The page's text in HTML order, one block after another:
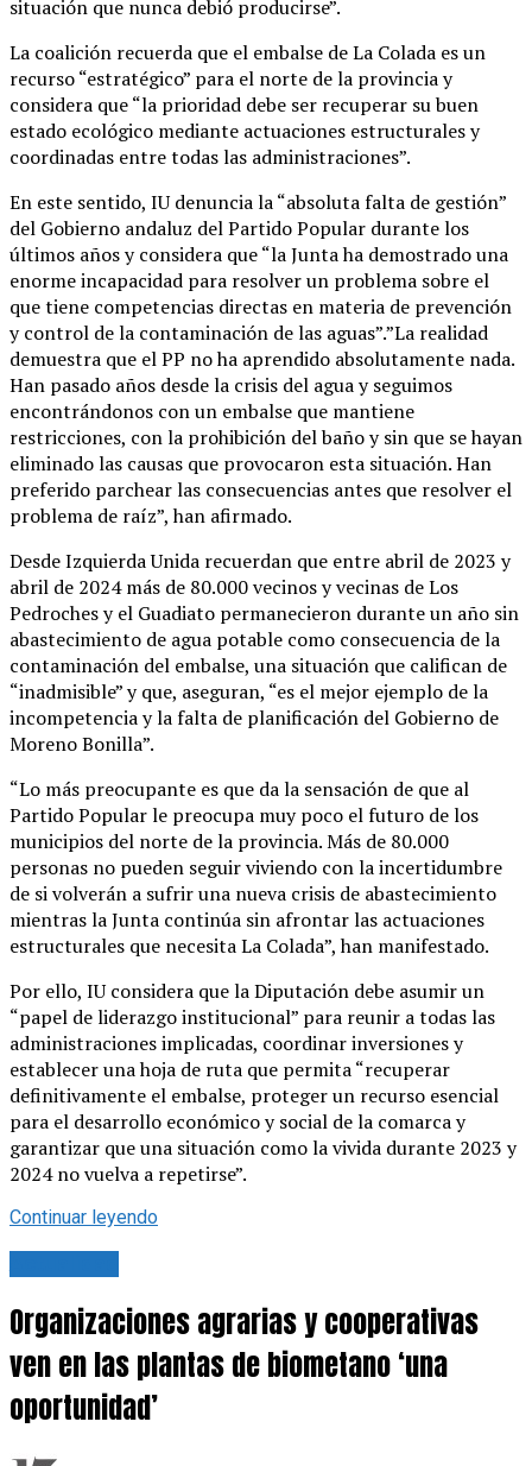
situación que nunca debió producirse”.
La coalición recuerda que el embalse de La Colada es un
recurso “estratégico” para el norte de la provincia y
considera que “la prioridad debe ser recuperar su buen
estado ecológico mediante actuaciones estructurales y
coordinadas entre todas las administraciones”.
En este sentido, IU denuncia la “absoluta falta de gestión”
del Gobierno andaluz del Partido Popular durante los
últimos años y considera que “la Junta ha demostrado una
enorme incapacidad para resolver un problema sobre el
que tiene competencias directas en materia de prevención
y control de la contaminación de las aguas”.”La realidad
demuestra que el PP no ha aprendido absolutamente nada.
Han pasado años desde la crisis del agua y seguimos
encontrándonos con un embalse que mantiene
restricciones, con la prohibición del baño y sin que se hayan
eliminado las causas que provocaron esta situación. Han
preferido parchear las consecuencias antes que resolver el
problema de raíz”, han afirmado.
Desde Izquierda Unida recuerdan que entre abril de 2023 y
abril de 2024 más de 80.000 vecinos y vecinas de Los
Pedroches y el Guadiato permanecieron durante un año sin
abastecimiento de agua potable como consecuencia de la
contaminación del embalse, una situación que califican de
“inadmisible” y que, aseguran, “es el mejor ejemplo de la
incompetencia y la falta de planificación del Gobierno de
Moreno Bonilla”.
“Lo más preocupante es que da la sensación de que al
Partido Popular le preocupa muy poco el futuro de los
municipios del norte de la provincia. Más de 80.000
personas no pueden seguir viviendo con la incertidumbre
de si volverán a sufrir una nueva crisis de abastecimiento
mientras la Junta continúa sin afrontar las actuaciones
estructurales que necesita La Colada”, han manifestado.
Por ello, IU considera que la Diputación debe asumir un
“papel de liderazgo institucional” para reunir a todas las
administraciones implicadas, coordinar inversiones y
establecer una hoja de ruta que permita “recuperar
definitivamente el embalse, proteger un recurso esencial
para el desarrollo económico y social de la comarca y
garantizar que una situación como la vivida durante 2023 y
2024 no vuelva a repetirse”.
Continuar leyendo
Organizaciones agrarias y cooperativas
ven en las plantas de biometano ‘una
oportunidad’